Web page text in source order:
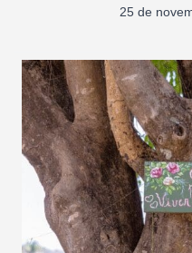
25 de